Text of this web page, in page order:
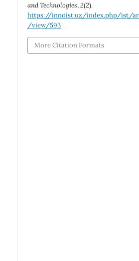
and Technologies,2(2).
https://innoist.uz/index.php/ist/
/view/593
More Citation Formats